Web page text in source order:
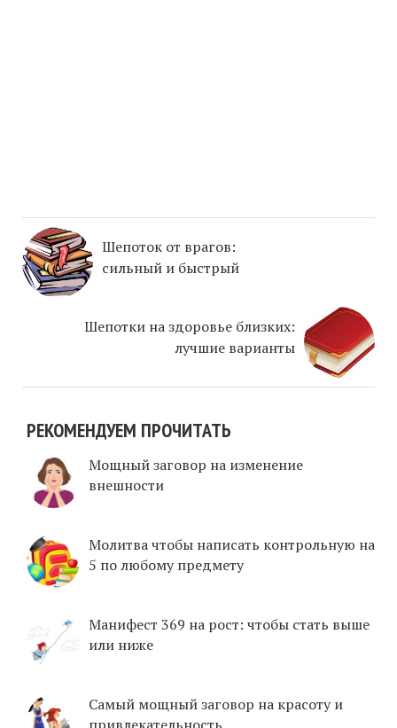
Шепоток от врагов:
сильный и быстрый
Шепотки на здоровье близких:
лучшие варианты
РЕКОМЕНДУЕМ ПРОЧИТАТЬ
Мощный заговор на изменение
внешности
Молитва чтобы написать контрольную на
5 по любому предмету
Манифест 369 на рост: чтобы стать выше
или ниже
Самый мощный заговор на красоту и